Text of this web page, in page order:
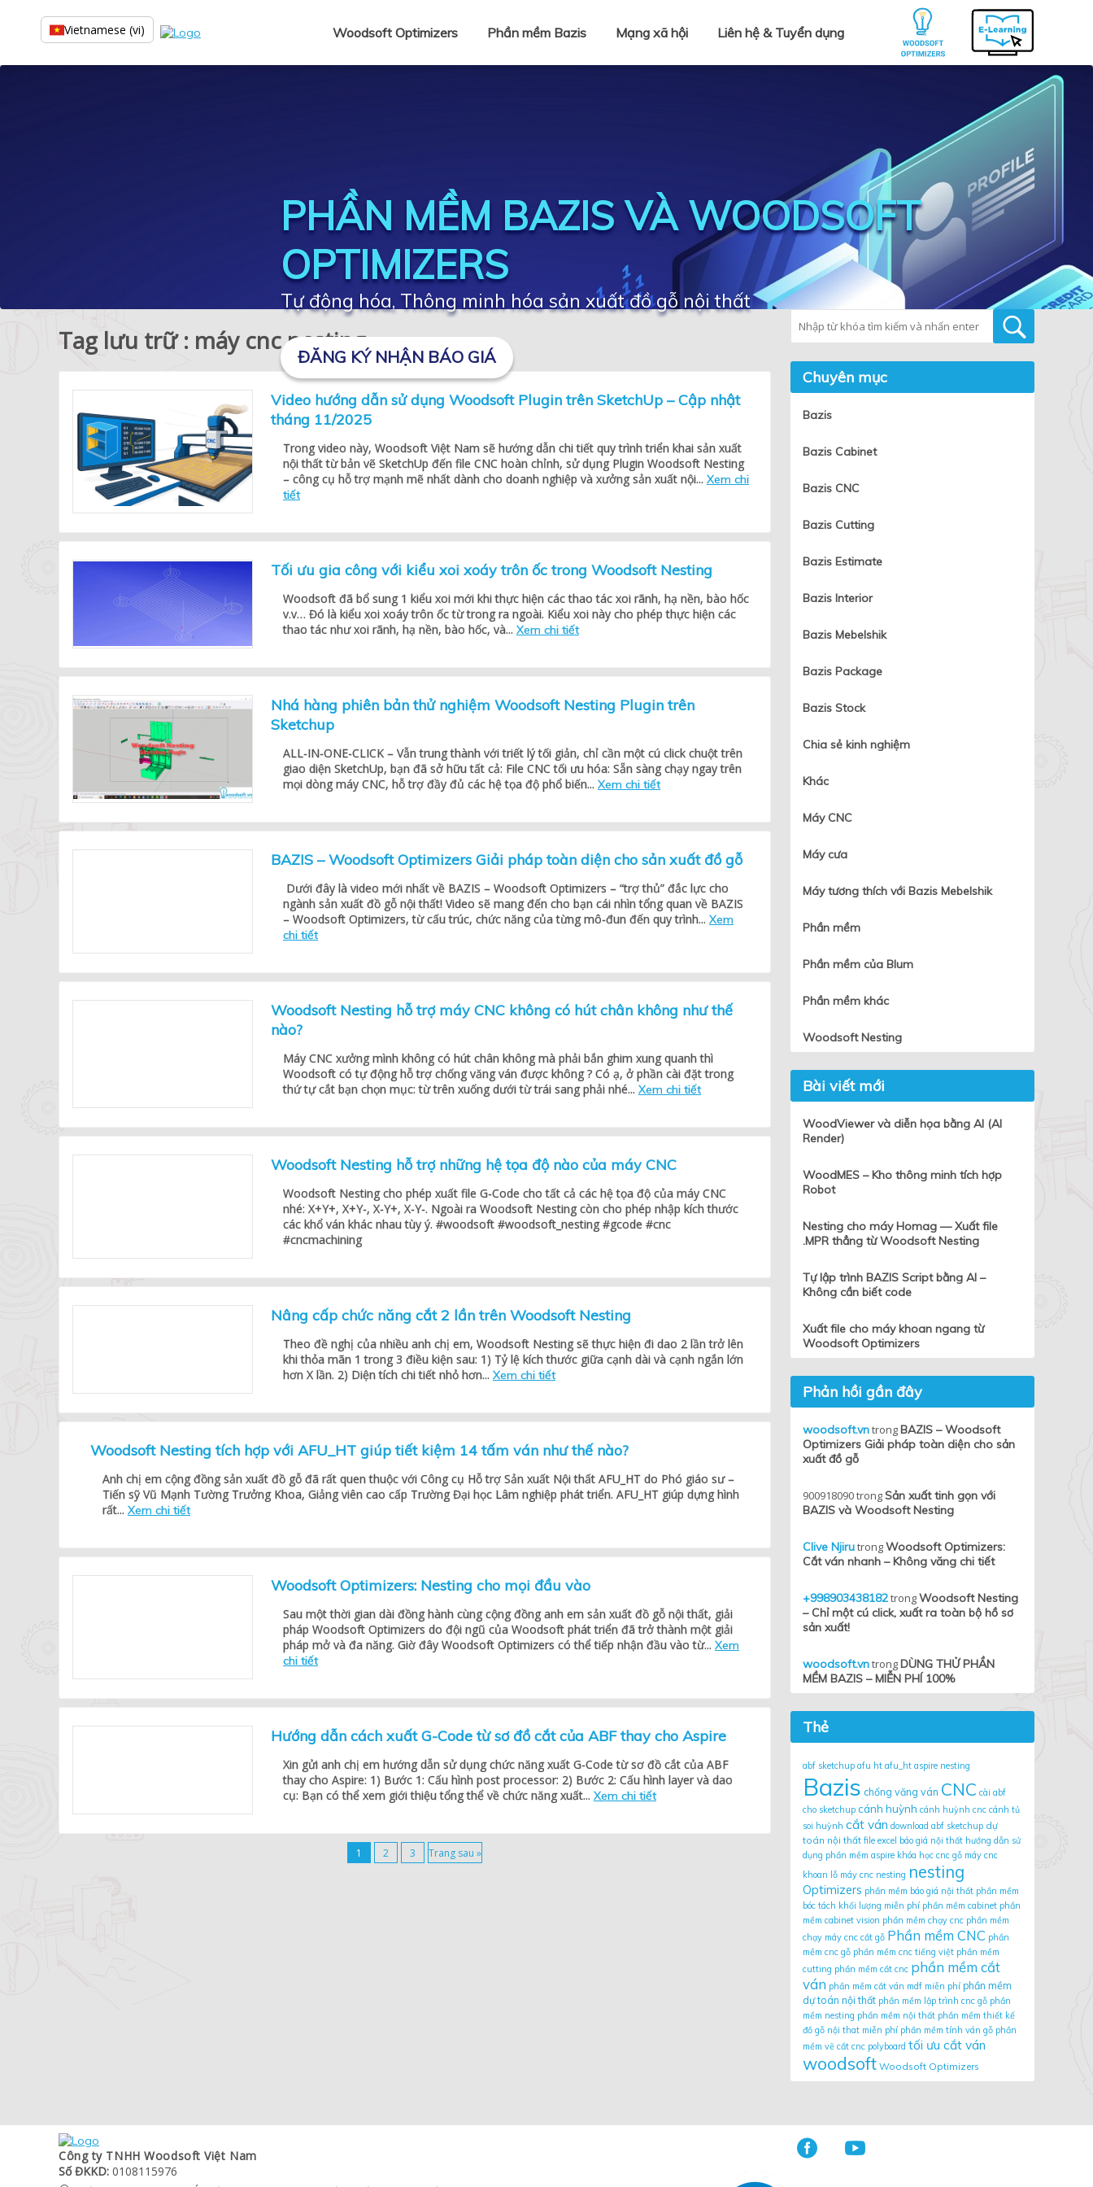
Woodsoft Optimizers Phần mềm Bazis Mạng xã hội Liên hệ & Tuyển dụng
PHẦN MỀM BAZIS VÀ WOODSOFT
OPTIMIZERS
Tự động hóa, Thông minh hóa sản xuất đồ gỗ nội thất
ĐĂNG KÝ NHẬN BÁO GIÁ
Tag lưu trữ : máy cnc nesting
Video hướng dẫn sử dụng Woodsoft Plugin trên SketchUp – Cập nhật
tháng 11/2025
Trong video này, Woodsoft Việt Nam sẽ hướng dẫn chi tiết quy trình triển khai sản xuất
nội thất từ bản vẽ SketchUp đến file CNC hoàn chỉnh, sử dụng Plugin Woodsoft Nesting
– công cụ hỗ trợ mạnh mẽ nhất dành cho doanh nghiệp và xưởng sản xuất nội... Xem chi
tiết
Tối ưu gia công với kiểu xoi xoáy trôn ốc trong Woodsoft Nesting
Woodsoft đã bổ sung 1 kiểu xoi mới khi thực hiện các thao tác xoi rãnh, hạ nền, bào hốc
v.v… Đó là kiểu xoi xoáy trôn ốc từ trong ra ngoài. Kiểu xoi này cho phép thực hiện các
thao tác như xoi rãnh, hạ nền, bào hốc, và... Xem chi tiết
Nhá hàng phiên bản thử nghiệm Woodsoft Nesting Plugin trên
Sketchup
ALL-IN-ONE-CLICK – Vẫn trung thành với triết lý tối giản, chỉ cần một cú click chuột trên
giao diện SketchUp, bạn đã sở hữu tất cả: File CNC tối ưu hóa: Sẵn sàng chạy ngay trên
mọi dòng máy CNC, hỗ trợ đầy đủ các hệ tọa độ phổ biến... Xem chi tiết
BAZIS – Woodsoft Optimizers Giải pháp toàn diện cho sản xuất đồ gỗ
Dưới đây là video mới nhất về BAZIS – Woodsoft Optimizers – “trợ thủ” đắc lực cho
ngành sản xuất đồ gỗ nội thất! Video sẽ mang đến cho bạn cái nhìn tổng quan về BAZIS
– Woodsoft Optimizers, từ cấu trúc, chức năng của từng mô-đun đến quy trình... Xem
chi tiết
Woodsoft Nesting hỗ trợ máy CNC không có hút chân không như thế
nào?
Máy CNC xưởng mình không có hút chân không mà phải bắn ghim xung quanh thì
Woodsoft có tự động hỗ trợ chống văng ván được không ? Có ạ, ở phần cài đặt trong
thứ tự cắt bạn chọn mục: từ trên xuống dưới từ trái sang phải nhé... Xem chi tiết
Woodsoft Nesting hỗ trợ những hệ tọa độ nào của máy CNC
Woodsoft Nesting cho phép xuất file G-Code cho tất cả các hệ tọa độ của máy CNC
nhé: X+Y+, X+Y-, X-Y+, X-Y-. Ngoài ra Woodsoft Nesting còn cho phép nhập kích thước
các khổ ván khác nhau tùy ý. #woodsoft #woodsoft_nesting #gcode #cnc
#cncmachining
Nâng cấp chức năng cắt 2 lần trên Woodsoft Nesting
Theo đề nghị của nhiều anh chị em, Woodsoft Nesting sẽ thực hiện đi dao 2 lần trở lên
khi thỏa mãn 1 trong 3 điều kiện sau: 1) Tỷ lệ kích thước giữa cạnh dài và cạnh ngắn lớn
hơn X lần. 2) Diện tích chi tiết nhỏ hơn... Xem chi tiết
Woodsoft Nesting tích hợp với AFU_HT giúp tiết kiệm 14 tấm ván như thế nào?
Anh chị em cộng đồng sản xuất đồ gỗ đã rất quen thuộc với Công cụ Hỗ trợ Sản xuất Nội thất AFU_HT do Phó giáo sư –
Tiến sỹ Vũ Mạnh Tường Trưởng Khoa, Giảng viên cao cấp Trường Đại học Lâm nghiệp phát triển. AFU_HT giúp dựng hình
rất... Xem chi tiết
Woodsoft Optimizers: Nesting cho mọi đầu vào
Sau một thời gian dài đồng hành cùng cộng đồng anh em sản xuất đồ gỗ nội thất, giải
pháp Woodsoft Optimizers do đội ngũ của Woodsoft phát triển đã trở thành một giải
pháp mở và đa năng. Giờ đây Woodsoft Optimizers có thể tiếp nhận đầu vào từ... Xem
chi tiết
Hướng dẫn cách xuất G-Code từ sơ đồ cắt của ABF thay cho Aspire
Xin gửi anh chị em hướng dẫn sử dụng chức năng xuất G-Code từ sơ đồ cắt của ABF
thay cho Aspire: 1) Bước 1: Cấu hình post processor: 2) Bước 2: Cấu hình layer và dao
cụ: Bạn có thể xem giới thiệu tổng thể về chức năng xuất... Xem chi tiết
1 2 3 Trang sau »
Chuyên mục
Bazis
Bazis Cabinet
Bazis CNC
Bazis Cutting
Bazis Estimate
Bazis Interior
Bazis Mebelshik
Bazis Package
Bazis Stock
Chia sẻ kinh nghiệm
Khác
Máy CNC
Máy cưa
Máy tương thích với Bazis Mebelshik
Phần mềm
Phần mềm của Blum
Phần mềm khác
Woodsoft Nesting
Bài viết mới
WoodViewer và diễn họa bằng AI (AI
Render)
WoodMES – Kho thông minh tích hợp
Robot
Nesting cho máy Homag — Xuất file
.MPR thẳng từ Woodsoft Nesting
Tự lập trình BAZIS Script bằng AI –
Không cần biết code
Xuất file cho máy khoan ngang từ
Woodsoft Optimizers
Phản hồi gần đây
woodsoft.vntrongBAZIS – Woodsoft
Optimizers Giải pháp toàn diện cho sản
xuất đồ gỗ
900918090trongSản xuất tinh gọn với
BAZIS và Woodsoft Nesting
Clive NjirutrongWoodsoft Optimizers:
Cắt ván nhanh – Không văng chi tiết
+998903438182trongWoodsoft Nesting
– Chỉ một cú click, xuất ra toàn bộ hồ sơ
sản xuất!
woodsoft.vntrongDÙNG THỬ PHẦN
MỀM BAZIS – MIỄN PHÍ 100%
Thẻ
abf sketchup afu ht afu_ht aspire nesting
Bazis chống văng ván CNC cài abf
cho sketchup cánh huỳnh cánh huỳnh cnc cánh tủ
soi huỳnh cắt ván download abf sketchup dự
toán nội thất file excel báo giá nội thất hướng dẫn sử
dụng phần mềm aspire khóa học cnc gỗ máy cnc
khoan lỗ máy cnc nesting nesting
Optimizers phần mềm báo giá nội thất phần mềm
bóc tách khối lượng miễn phí phần mềm cabinet phần
mềm cabinet vision phần mềm chạy cnc phần mềm
chạy máy cnc cắt gỗ Phần mềm CNC phần
mềm cnc gỗ phần mềm cnc tiếng việt phần mềm
cutting phần mềm cắt cnc phần mềm cắt
ván phần mềm cắt ván mdf miễn phí phần mềm
dự toán nội thất phần mềm lập trình cnc gỗ phần
mềm nesting phần mềm nội thất phần mềm thiết kế
đồ gỗ nội that miễn phí phần mềm tính ván gỗ phần
mềm vẽ cắt cnc polyboard tối ưu cắt ván
woodsoft Woodsoft Optimizers
Công ty TNHH Woodsoft Việt Nam
Số ĐKKD: 0108115976
 
Vietnamese (vi)